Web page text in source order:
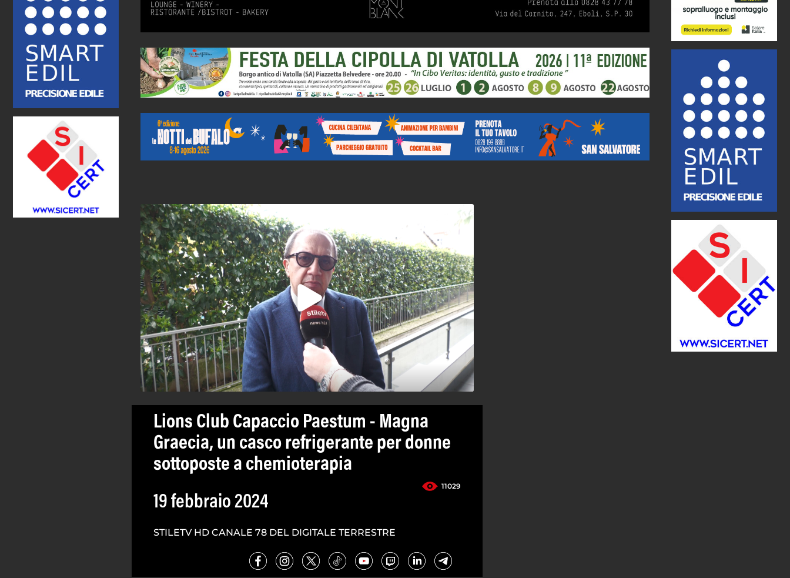
Lions Club Capaccio Paestum - Magna
Graecia, un casco refrigerante per donne
sottoposte a chemioterapia
11029
19 febbraio 2024
STILETV HD CANALE 78 DEL DIGITALE TERRESTRE